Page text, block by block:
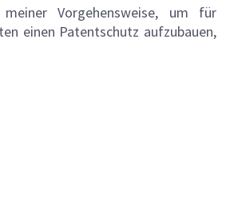
Vorgehensweise, um für
einen Patentschutz aufzubauen,